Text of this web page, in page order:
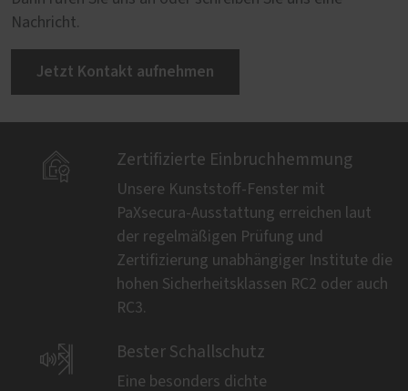
Nachricht.
Jetzt Kontakt aufnehmen
 Zertifizierte Einbruchhemmung
Unsere Kunststoff-Fenster mit
PaXsecura-Ausstattung erreichen laut
der regelmäßigen Prüfung und
Zertifizierung unabhängiger Institute die
hohen Sicherheitsklassen RC2 oder auch
RC3.
 Bester Schallschutz
Eine besonders dichte